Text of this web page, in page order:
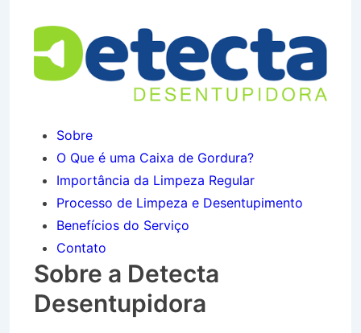
Sobre
O Que é uma Caixa de Gordura?
Importância da Limpeza Regular
Processo de Limpeza e Desentupimento
Benefícios do Serviço
Contato
Sobre a Detecta
Desentupidora